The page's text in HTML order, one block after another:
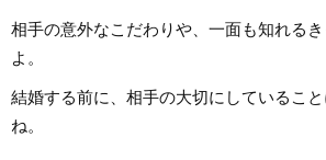
相手の意外なこだわりや、一面も知れる
よ。
結婚する前に、相手の大切にしているこ
ね。